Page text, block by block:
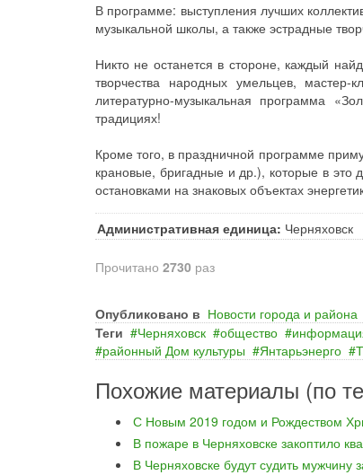
В программе: выступления лучших
музыкальной школы, а также эстрадные
Никто не останется в стороне, каждый
творчества народных умельцев,
литературно-музыкальная программа
традициях!
Кроме того, в праздничной программе
крановые, бригадные и др.), которые в это
остановками на знаковых объектах
Административная единица: Черняховск
Прочитано 2730 раз
Опубликовано в Новости города и района
Теги
Черняховск общество
районный Дом культуры
Янтарьэнерго
Похожие материалы (по
С Новым 2019 годом и Рождеством
В пожаре в Черняховске закоптило
В Черняховске будут судить мужчину